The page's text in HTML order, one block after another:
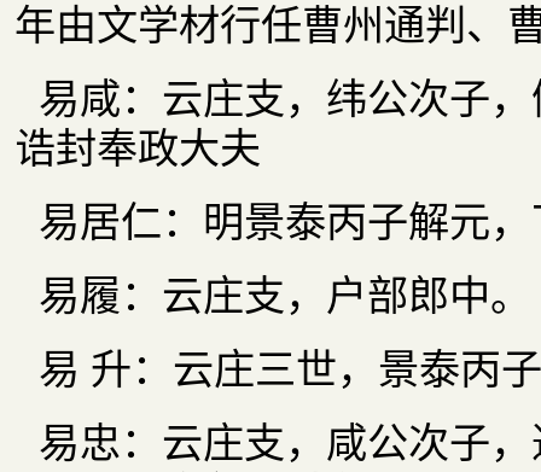
年由文学材行任曹州通判、
易咸：云庄支，纬公次子
诰封奉政大夫
易居仁：明景泰丙子解元
易履：云庄支，户部郎中。
易 升：云庄三世，景泰丙
易忠：云庄支，咸公次子